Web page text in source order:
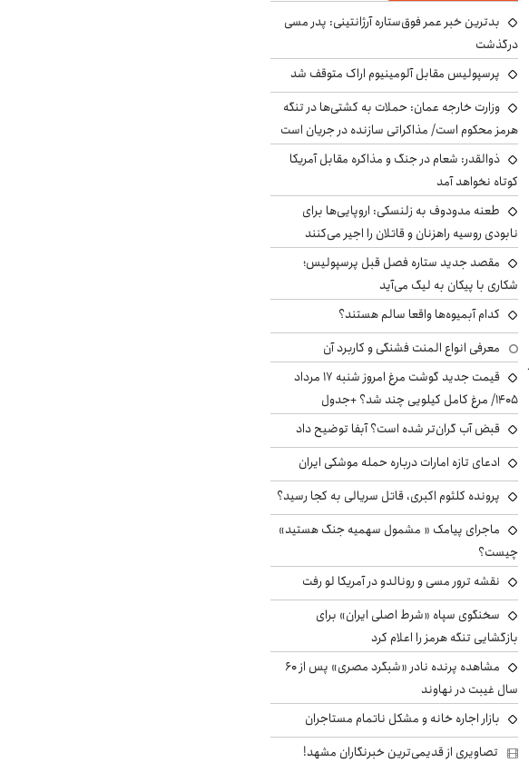
بدترین خبر عمر فوق‌ستاره آرژانتینی: پدر مسی
درگذشت
پرسپولیس مقابل آلومینیوم اراک متوقف شد
وزارت خارجه عمان: حملات به کشتی‌ها در تنگه
هرمز محکوم است/ مذاکراتی سازنده در جریان است
ذوالقدر: شعام در جنگ و مذاکره مقابل آمریکا
کوتاه نخواهد آمد
طعنه مدودوف به زلنسکی: اروپایی‌ها برای
نابودی روسیه راهزنان و قاتلان را اجیر می‌کنند
مقصد جدید ستاره فصل قبل پرسپولیس؛
شکاری با پیکان به لیگ می‌آید
کدام آبمیوه‌ها واقعا سالم هستند؟
معرفی انواع المنت فشنگی و کاربرد آن
قیمت جدید گوشت مرغ امروز شنبه ۱۷ مرداد
۱۴۰۵/ مرغ کامل کیلویی چند شد؟ +جدول
قبض آب گران‌تر شده است؟ آبفا توضیح داد
ادعای تازه امارات درباره حمله موشکی ایران
پرونده کلثوم اکبری، قاتل سریالی به کجا رسید؟
ماجرای پیامک « مشمول سهمیه جنگ هستید»
چیست؟
نقشه ترور مسی و رونالدو در آمریکا لو رفت
سخنگوی سپاه «شرط اصلی ایران» برای
بازگشایی تنگه هرمز را اعلام کرد
مشاهده پرنده نادر «شبگرد مصری» پس از ۶۰
سال غیبت در نهاوند
بازار اجاره خانه و مشکل ناتمام مستاجران
تصاویری از قدیمی‌ترین خبرنگاران مشهد!